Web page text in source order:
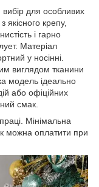
для особливих
якісного крепу,
і гарно
Матеріал
у носінні.
виглядом тканини
модель ідеально
або офіційних
смак.
Мінімальна
можна оплатити при